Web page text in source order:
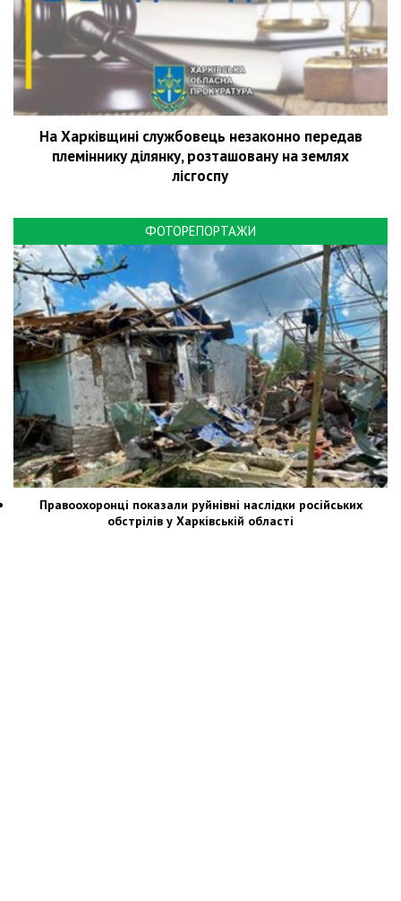
На Харківщині службовець незаконно передав
племіннику ділянку, розташовану на землях
лісгоспу
ФОТОРЕПОРТАЖИ
Правоохоронці показали руйнівні наслідки російських
обстрілів у Харківській області